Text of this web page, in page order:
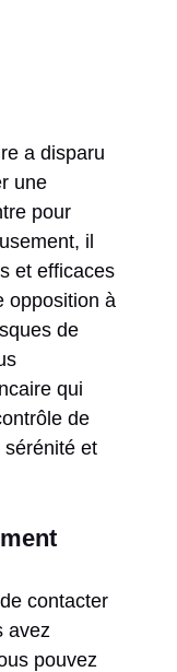
a disparu
une
pour
il
et efficaces
opposition à
de
qui
de
et
contacter
avez
pouvez